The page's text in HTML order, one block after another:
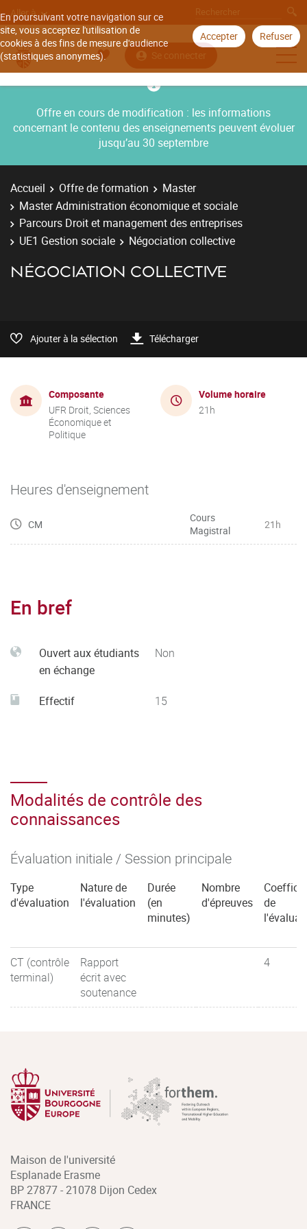
En poursuivant votre navigation sur ce
site, vous acceptez l'utilisation de
cookies à des fins de mesure d'audience
(statistiques anonymes).
Accepter Refuser
Aller à
Se connecter
Offre en cours de modification : les informations
concernant le contenu des enseignements peuvent évoluer
jusqu’au 30 septembre
Accueil Offre de formation
Master
Master Administration économique et sociale
Parcours Droit et management des entreprises
UE1 Gestion sociale
Négociation collective
NÉGOCIATION COLLECTIVE
Ajouter à la sélection Télécharger
Composante
UFR Droit, Sciences
Économique et
Politique
Volume horaire
21h
Heures d'enseignement
CM
Cours
Magistral
21h
En bref
Ouvert aux étudiants
en échange
Non
Effectif 15
Modalités de contrôle des
connaissances
Évaluation initiale / Session principale
Type
d'évaluation
Nature de
l'évaluation
Durée
(en
minutes)
Nombre
d'épreuves
de
CT (contrôle
terminal)
Rapport
écrit avec
soutenance
4
Maison de l'université
Esplanade Erasme
BP 27877 - 21078 Dijon Cedex
FRANCE